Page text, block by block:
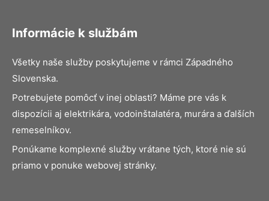
Informácie k službám
Všetky naše služby poskytujeme v rámci Západného
Slovenska.
Potrebujete pomôcť v inej oblasti? Máme pre vás k
dispozícii aj elektrikára, vodoinštalatéra, murára a ďalších
remeselníkov.
Ponúkame komplexné služby vrátane tých, ktoré nie sú
priamo v ponuke webovej stránky.